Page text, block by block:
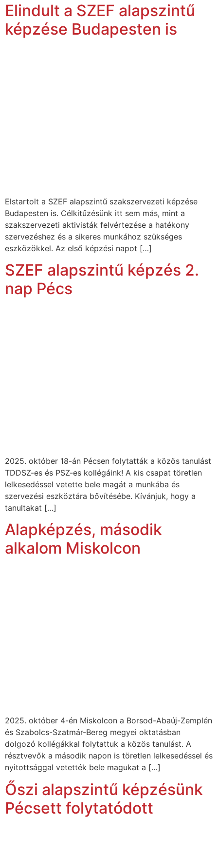
Elindult a SZEF alapszintű
képzése Budapesten is
Elstartolt a SZEF alapszintű szakszervezeti képzése
Budapesten is. Célkitűzésünk itt sem más, mint a
szakszervezeti aktivisták felvértezése a hatékony
szervezéshez és a sikeres munkához szükséges
eszközökkel. Az első képzési napot […]
SZEF alapszintű képzés 2.
nap Pécs
2025. október 18-án Pécsen folytatták a közös tanulást
TDDSZ-es és PSZ-es kollégáink! A kis csapat töretlen
lelkesedéssel vetette bele magát a munkába és
szervezési eszköztára bővítésébe. Kívánjuk, hogy a
tanultakat […]
Alapképzés, második
alkalom Miskolcon
2025. október 4-én Miskolcon a Borsod-Abaúj-Zemplén
és Szabolcs-Szatmár-Bereg megyei oktatásban
dolgozó kollégákkal folytattuk a közös tanulást. A
résztvevők a második napon is töretlen lelkesedéssel és
nyitottsággal vetették bele magukat a […]
Őszi alapszintű képzésünk
Pécsett folytatódott